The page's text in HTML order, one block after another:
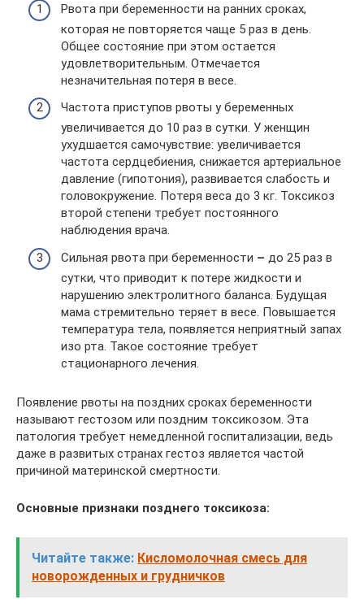
Рвота при беременности на ранних сроках,
которая не повторяется чаще 5 раз в день.
Общее состояние при этом остается
удовлетворительным. Отмечается
незначительная потеря в весе.
Частота приступов рвоты у беременных
увеличивается до 10 раз в сутки. У женщин
ухудшается самочувствие: увеличивается
частота сердцебиения, снижается артериальное
давление (гипотония), развивается слабость и
головокружение. Потеря веса до 3 кг. Токсикоз
второй степени требует постоянного
наблюдения врача.
Сильная рвота при беременности – до 25 раз в
сутки, что приводит к потере жидкости и
нарушению электролитного баланса. Будущая
мама стремительно теряет в весе. Повышается
температура тела, появляется неприятный запах
изо рта. Такое состояние требует
стационарного лечения.
Появление рвоты на поздних сроках беременности
называют гестозом или поздним токсикозом. Эта
патология требует немедленной госпитализации, ведь
даже в развитых странах гестоз является частой
причиной материнской смертности.
Основные признаки позднего токсикоза:
Читайте также: Кисломолочная смесь для
новорожденных и грудничков